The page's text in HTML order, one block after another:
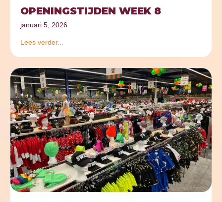
OPENINGSTIJDEN WEEK 8
januari 5, 2026
Lees verder...